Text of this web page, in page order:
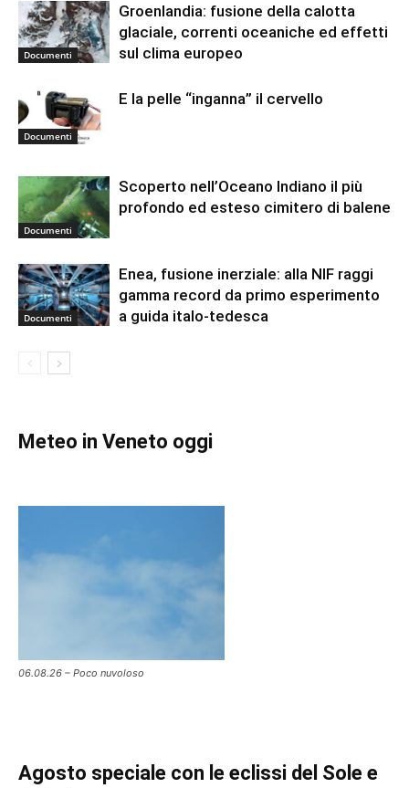
Documenti
Groenlandia: fusione della calotta
glaciale, correnti oceaniche ed effetti
sul clima europeo
Documenti
E la pelle “inganna” il cervello
Documenti
Scoperto nell’Oceano Indiano il più
profondo ed esteso cimitero di balene
Documenti
Enea, fusione inerziale: alla NIF raggi
gamma record da primo esperimento
a guida italo-tedesca
Meteo in Veneto oggi
06.08.26 – Poco nuvoloso
Agosto speciale con le eclissi del Sole e